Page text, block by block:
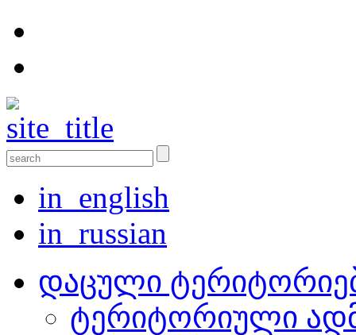
in_english
in_russian
დაცული
ტერიტორიული